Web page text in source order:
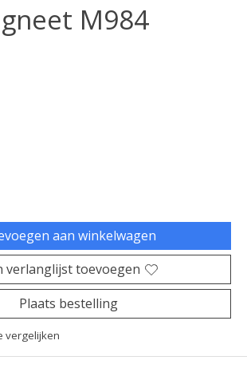
M984
aan winkelwagen
verlanglijst toevoegen
Plaats bestelling
vergelijken